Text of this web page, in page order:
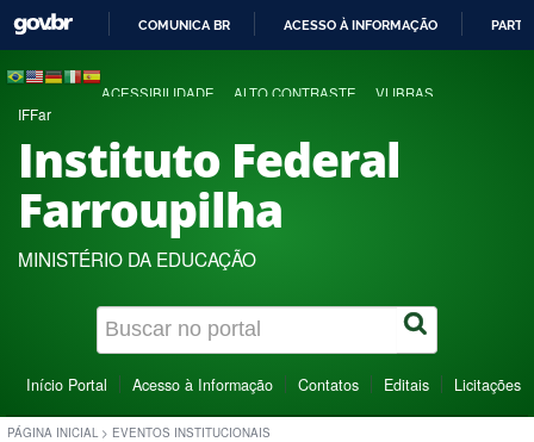
COMUNICA BR ACESSO À INFORMAÇÃO
ACESSIBILIDADE ALTO CONTRASTE VLIBRAS
IFFar
Instituto Federal
Farroupilha
MINISTÉRIO DA EDUCAÇÃO
Início Portal Acesso à Informação Contatos Editais Licitações
PÁGINA INICIAL > EVENTOS INSTITUCIONAIS